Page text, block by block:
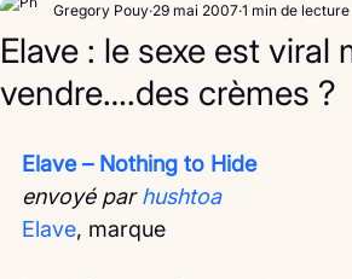
Elave : le sexe est viral
vendre….des crèmes ?
Gregory Pouy 29 mai 2007 1 min de lecture
Elave – Nothing to Hide
envoyé par hushtoa
Elave, marque